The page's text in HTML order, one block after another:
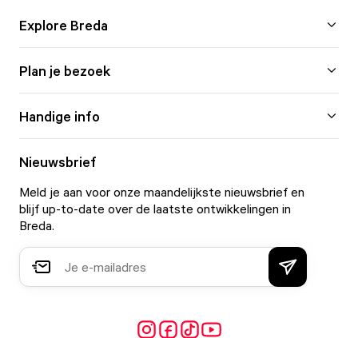
Explore Breda
Plan je bezoek
Handige info
Nieuwsbrief
Meld je aan voor onze maandelijkste nieuwsbrief en
blijf up-to-date over de laatste ontwikkelingen in
Breda.